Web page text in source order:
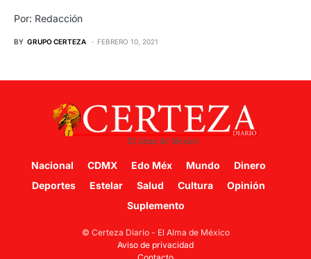
Por: Redacción
BY GRUPO CERTEZA FEBRERO 10, 2021
Nacional CDMX Edo Méx Mundo
Dinero
Deportes
Estelar Salud Cultura
Opinión
Suplemento
© Certeza Diario - El Alma de México
Aviso de privacidad